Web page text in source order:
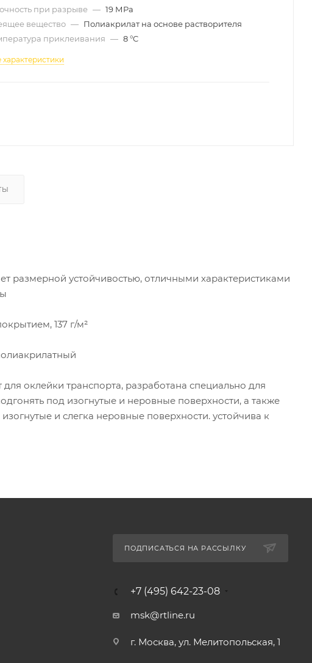
при разрыве — 19 МРа
вещество — Полиакрилат на основе растворителя
приклеивания — 8 °C
характеристики
размерной устойчивостью, отличными характеристиками
137 г/м²
оклейки транспорта, разработана специально для
под изогнутые и неровные поверхности, а также
и слегка неровные поверхности. устойчива к
ПОДПИСАТЬСЯ НА РАССЫЛКУ
+7 (495) 642-23-08
msk@rtline.ru
г. Москва, ул. Мелитопольская, 1